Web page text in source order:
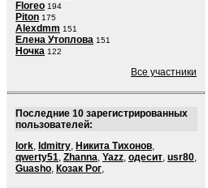
Floreo 194
Piton 175
Alexdmm 151
Елена Утоплова 151
Ночка 122
Все участники
Последние 10 зарегистрированных
пользователей:
lork, ldmitry, Никита Тихонов,
qwerty51, Zhanna, Yazz, одесит, usr80,
Guasho, Козак Рог,